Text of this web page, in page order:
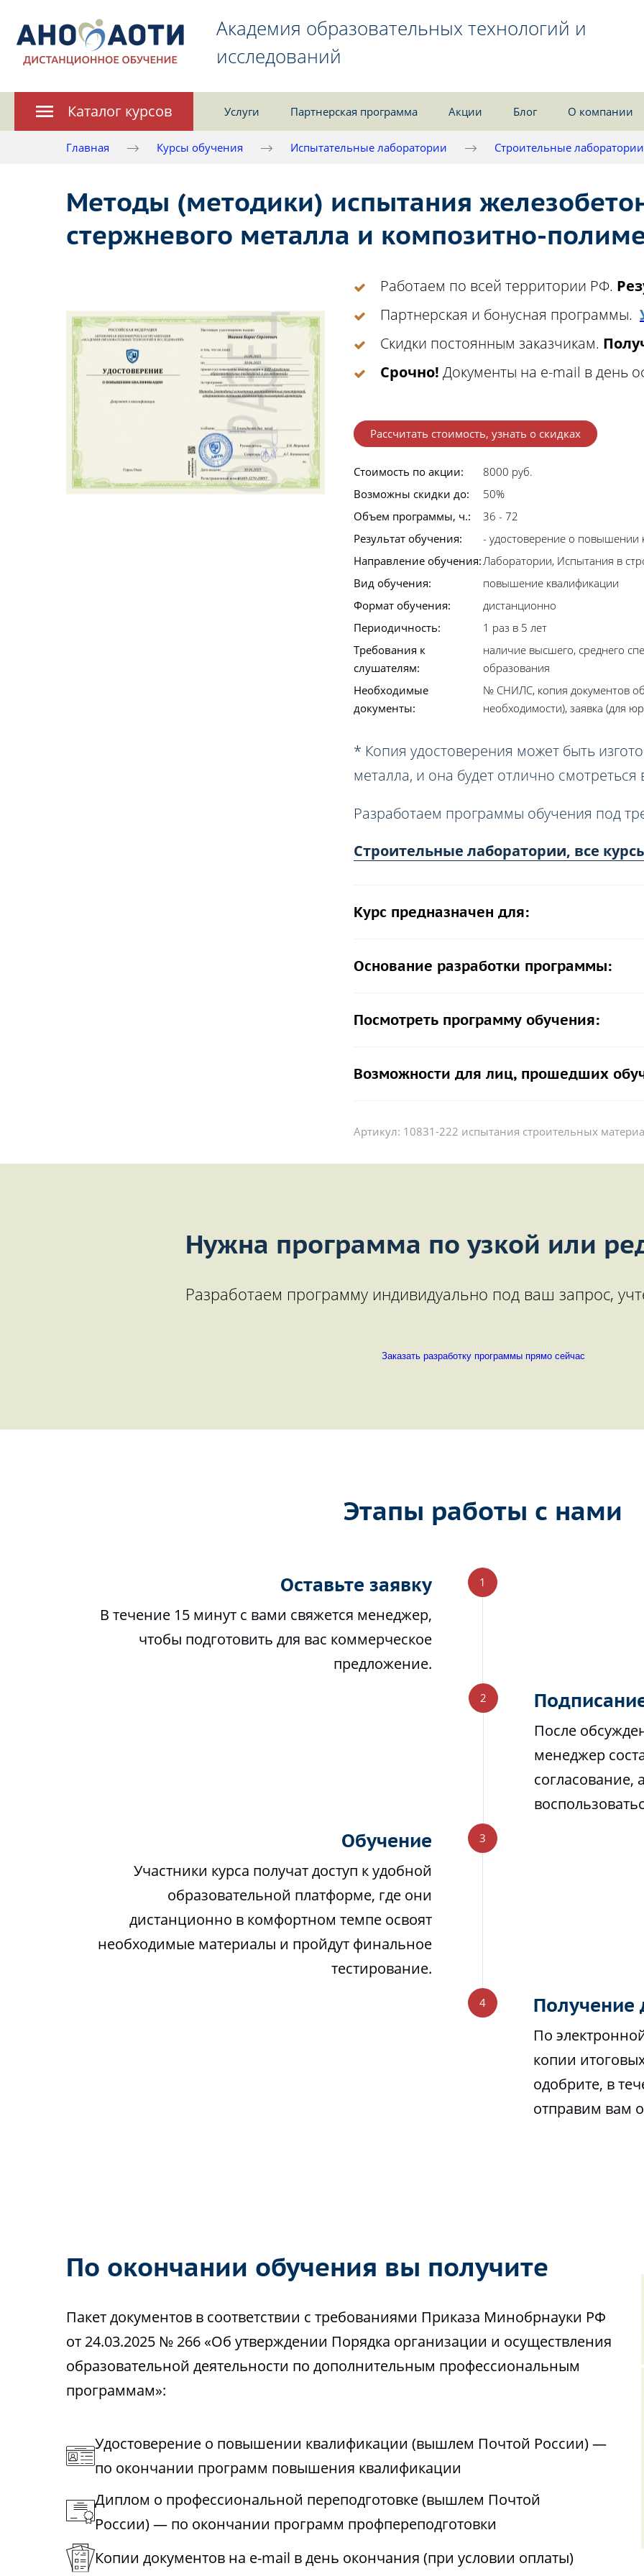
Академия образовательных технологий и
исследований
Каталог курсов Услуги Партнерская программа Акции Блог О компании
Главная Курсы обучения Испытательные лаборатории Строительные лаборатории
Методы (методики) испытания
стержневого металла и композитно-
Работаем по всей территории РФ.
Партнерская и бонусная программы.
Скидки постоянным заказчикам.
Срочно! Документы на e-mail в день
Рассчитать стоимость, узнать о скидках
Стоимость по акции:
8000 руб.
Возможны скидки до:
50%
Объем программы, ч.:
36 - 72
Результат обучения:
- удостоверение о повышении
Направление обучения:Лаборатории, Испытания в
Вид обучения:
повышение квалификации
Формат обучения:
дистанционно
Периодичность:
1 раз в 5 лет
Требования к
слушателям:
наличие высшего, среднего
образования
Необходимые
документы:
№ СНИЛС, копия документов
необходимости), заявка (для
* Копия удостоверения может быть
металла, и она будет отлично
Разработаем программы обучения под
Строительные лаборатории, все
Курс предназначен для:
Основание разработки программы:
Посмотреть программу обучения:
Возможности для лиц, прошедших
Артикул: 10831-222 испытания строительных
Нужна программа по узкой или
Разработаем программу индивидуально под ваш запрос,
Заказать разработку программы прямо сейчас
Этапы работы с нами
Оставьте заявку
В течение 15 минут с вами свяжется менеджер,
чтобы подготовить для вас коммерческое
предложение.
После
менеджер
Обучение
Участники курса получат доступ к удобной
образовательной платформе, где они
дистанционно в комфортном темпе освоят
необходимые материалы и пройдут финальное
тестирование.
Получение
По
копии
одобрите, в
отправим вам
По окончании обучения вы получите
Пакет документов в соответствии с требованиями Приказа Минобрнауки РФ
от 24.03.2025 № 266 «Об утверждении Порядка организации и осуществления
образовательной деятельности по дополнительным профессиональным
программам»:
Удостоверение о повышении квалификации (вышлем Почтой России) —
по окончании программ повышения квалификации
Диплом о профессиональной переподготовке (вышлем Почтой
России) — по окончании программ профпереподготовки
Копии документов на e-mail в день окончания (при условии оплаты)